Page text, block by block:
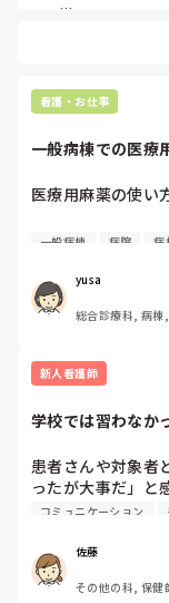
状との関連を記
熱・感染症状な
察したいところで
リハビリは無理
症状が改善しな
ること」「低血
を相談してもよ
看護・お仕事
一般病棟での医療
医療用麻薬の使い
緩和ケア病棟で
も確かにあまりな
今回お聞きしたい
らいの方が使っ
率直なご意見を教
一般病棟 病院 病
yusa
総合診療科, 病棟
新人看護師
学校では習わなか
患者さんや対象者
ったが大事だ」と
るようになった
コミュニケーション
佐藤
その他の科, 保健